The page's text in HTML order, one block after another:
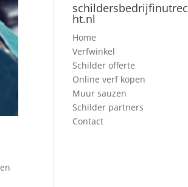
schildersbedrijfinutrec
ht.nl
Home
Verfwinkel
Schilder offerte
Online verf kopen
Muur sauzen
Schilder partners
Contact